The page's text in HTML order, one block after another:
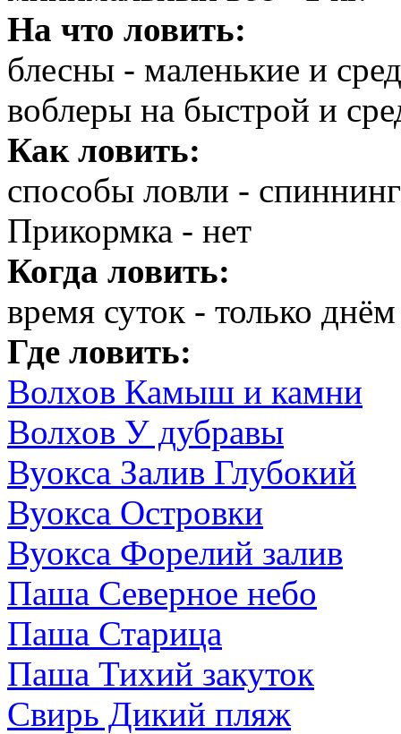
На что ловить:
блесны - маленькие и
воблеры на быстрой и
Как ловить:
способы ловли - спиннинг
Прикормка - нет
Когда ловить:
время суток - только днём
Где ловить:
Волхов Камыш и камни
Волхов У дубравы
Вуокса Залив Глубокий
Вуокса Островки
Вуокса Форелий залив
Паша Северное небо
Паша Старица
Паша Тихий закуток
Свирь Дикий пляж